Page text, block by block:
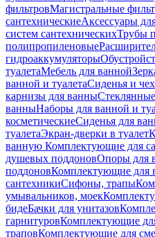
фильтровМагистральные
сантехническиеАксессуары
систем сантехническихТрубы
полипропиленовые
гидроаккумуляторы
туалетаМебель для ванной
ванной и туалетаСиденья и
карнизы для ванны
ванныНаборы для ванной и
косметическиеСиденья для
туалетаЭкран-дверки в туалет
ванную Комплектующие для
душевых поддоновОпоры для
поддоновКомплектующие для
сантехникиСифоны, трапы
умывальников, моек
бидеБачки для унитазов
гарнитуровКомплектующие
траповКомплектующие для